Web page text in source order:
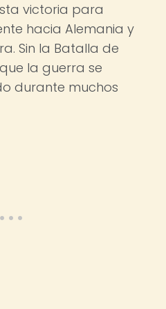
victoria para
hacia Alemania y
Sin la Batalla de
la guerra se
durante muchos